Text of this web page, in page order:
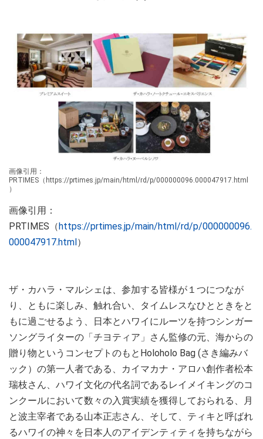
画像引用：
PRTIMES（https://prtimes.jp/main/html/rd/p/000000096.000047917.html
）
画像引用：
PRTIMES（ https://prtimes.jp/main/html/rd/p/000000096.
000047917.html ）
ザ・カハラ・マルシェは、参加する皆様が１つにつなが
り、ともに楽しみ、触れ合い、タイムレスなひとときをと
もに過ごせるよう、日本とハワイにルーツを持つシンガー
ソングライターの「チヨティア」さん監修の元、海からの
贈り物というコンセプトのもとHoloholo Bag (さき編みバ
ック）の第一人者である、カイマカナ・アロハ創作者松本
瑞枝さん、ハワイ文化の代名詞であるレイメイキングのコ
ンクールにおいて数々の入賞実績を獲得しておられる、月
と波主宰者である山本正志さん、そして、ティキと呼ばれ
るハワイの神々を日本人のアイデンティティを持ちながら